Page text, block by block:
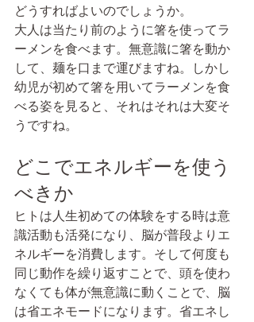
どうすればよいのでしょうか。
大人は当たり前のように箸を使ってラ
ーメンを食べます。無意識に箸を動か
して、麺を口まで運びますね。しかし
幼児が初めて箸を用いてラーメンを食
べる姿を見ると、それはそれは大変そ
うですね。
どこでエネルギーを使う
べきか
ヒトは人生初めての体験をする時は意
識活動も活発になり、脳が普段よりエ
ネルギーを消費します。そして何度も
同じ動作を繰り返すことで、頭を使わ
なくても体が無意識に動くことで、脳
は省エネモードになります。省エネし